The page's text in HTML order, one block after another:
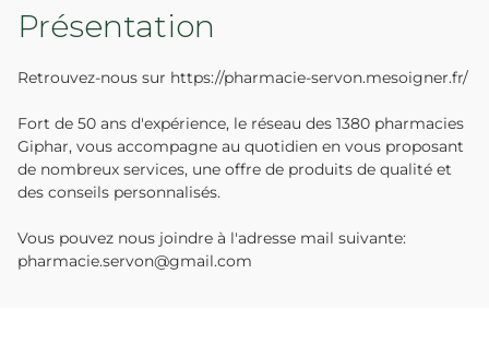
Présentation
Retrouvez-nous sur https://pharmacie-servon.mesoigner.fr/
Fort de 50 ans d'expérience, le réseau des 1380 pharmacies
Giphar, vous accompagne au quotidien en vous proposant
de nombreux services, une offre de produits de qualité et
des conseils personnalisés.
Vous pouvez nous joindre à l'adresse mail suivante:
pharmacie.servon@gmail.com